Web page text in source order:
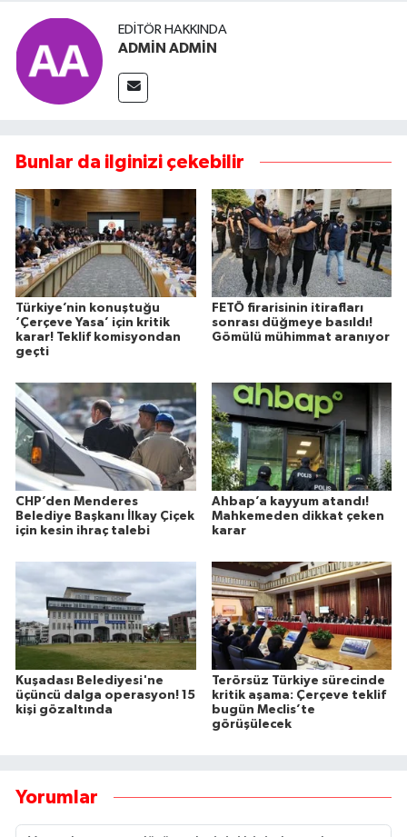
EDITÖR HAKKINDA
ADMİN ADMİN
Bunlar da ilginizi çekebilir
Türkiye’nin konuştuğu
‘Çerçeve Yasa’ için kritik
karar! Teklif komisyondan
geçti
FETÖ firarisinin itirafları
sonrası düğmeye basıldı!
Gömülü mühimmat aranıyor
CHP’den Menderes
Belediye Başkanı İlkay Çiçek
için kesin ihraç talebi
Ahbap’a kayyum atandı!
Mahkemeden dikkat çeken
karar
Kuşadası Belediyesi'ne
üçüncü dalga operasyon! 15
kişi gözaltında
Terörsüz Türkiye sürecinde
kritik aşama: Çerçeve teklif
bugün Meclis’te
görüşülecek
Yorumlar